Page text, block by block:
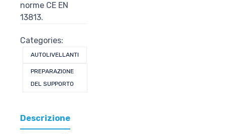
norme CE EN
13813.
Categories:
AUTOLIVELLANTI
PREPARAZIONE
DEL SUPPORTO
Descrizione